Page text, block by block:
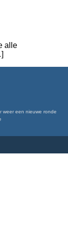
alle
weer een nieuwe ronde